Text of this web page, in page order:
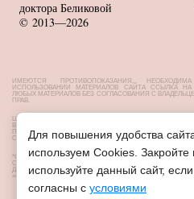
доктора Беликовой
© 2013—2026
ИМЕЮТСЯ ПРОТИВОПОКАЗАНИЯ,
ИСПОЛЬЗОВАНИИ МАТЕРИАЛОВ САЙТА ССЫЛКА
ЛЮБЫХ МАТЕРИАЛОВ БЕЗ СОГЛАСОВАНИЯ С
ПРАВ.
ЦЕНЫ, РАЗМЕЩЕННЫЕ НА САЙТЕ, НЕ ЯВЛЯЮТСЯ
ВЫ МОЖЕТЕ ОЗНАКОМИТЬСЯ НА СТОЙКАХ
ПОЧТЕ. ОБ АКЦИЯХ И СКИДКАХ УТОЧНЯЙТЕ У
ОФТАЛЬМОЛОГА.
*СУБЪЕКТ ПДН УСТАНОВИЛ ЗАПРЕТ НА ПЕРЕДАЧУ
ОПЕРАТОРОМ НЕОГРАНИЧЕННОМУ КРУГУ ЛИЦ, А
ДОСТУПА) ИХ НЕОГРАНИЧЕННЫМ КРУГОМ ЛИЦ
«О ПЕРСОНАЛЬНЫХ ДАННЫХ» ОТ 27.07.2006 N152-ФЗ
Для повышения удобства
используем Cookies. Закройте
используйте данный сайт,
согласны с условиями